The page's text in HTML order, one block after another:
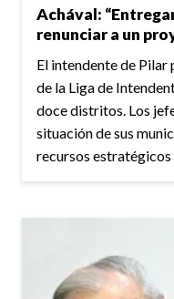
Achával:
renunciar a un
El intendente de
de la Liga de
doce distritos. Los
situación de sus
recursos estratégicos